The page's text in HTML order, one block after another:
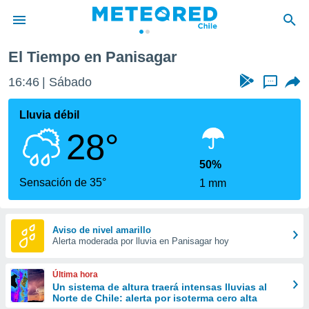
de
por
se
calidad.
a este
las
y
forma
digital
basada
El Tiempo en Panisagar
16:46 Sábado ...
Lluvia débil
28°
Sensación de 35°
50%
1 mm
Aviso de nivel amarillo
Alerta moderada por lluvia en Panisagar hoy
Última hora
Un sistema de altura traerá intensas lluvias al
Norte de Chile: alerta por isoterma cero alta